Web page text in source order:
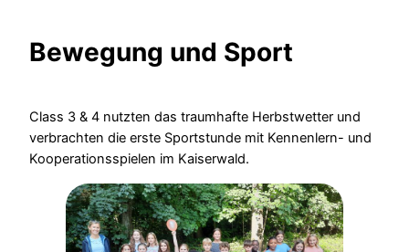
Bewegung und Sport
Class 3 & 4 nutzten das traumhafte Herbstwetter und
verbrachten die erste Sportstunde mit Kennenlern- und
Kooperationsspielen im Kaiserwald.